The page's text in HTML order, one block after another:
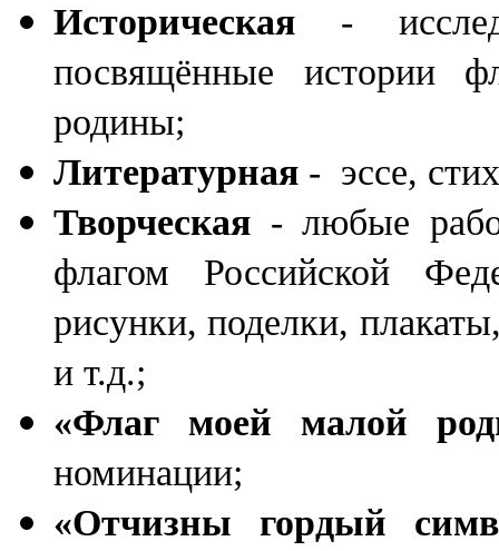
Историческая -
посвящённые истории
родины;
Литературная - эссе,
Творческая - любые
флагом Российской
рисунки, поделки,
и т.д.;
«Флаг моей малой
номинации;
«Отчизны гордый